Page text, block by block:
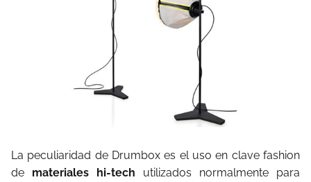
La peculiaridad de Drumbox es el uso en clave fashion
de materiales hi-tech utilizados normalmente para